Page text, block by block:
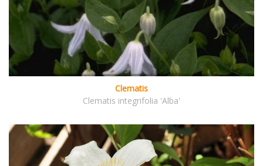
Clematis
Clematis integrifolia 'Alba'